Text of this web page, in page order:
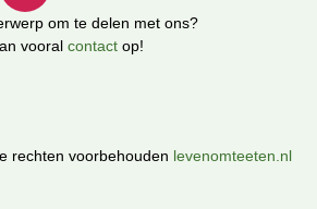
om te delen met ons?
vooral contactop!
rechten voorbehouden levenomteeten.nl